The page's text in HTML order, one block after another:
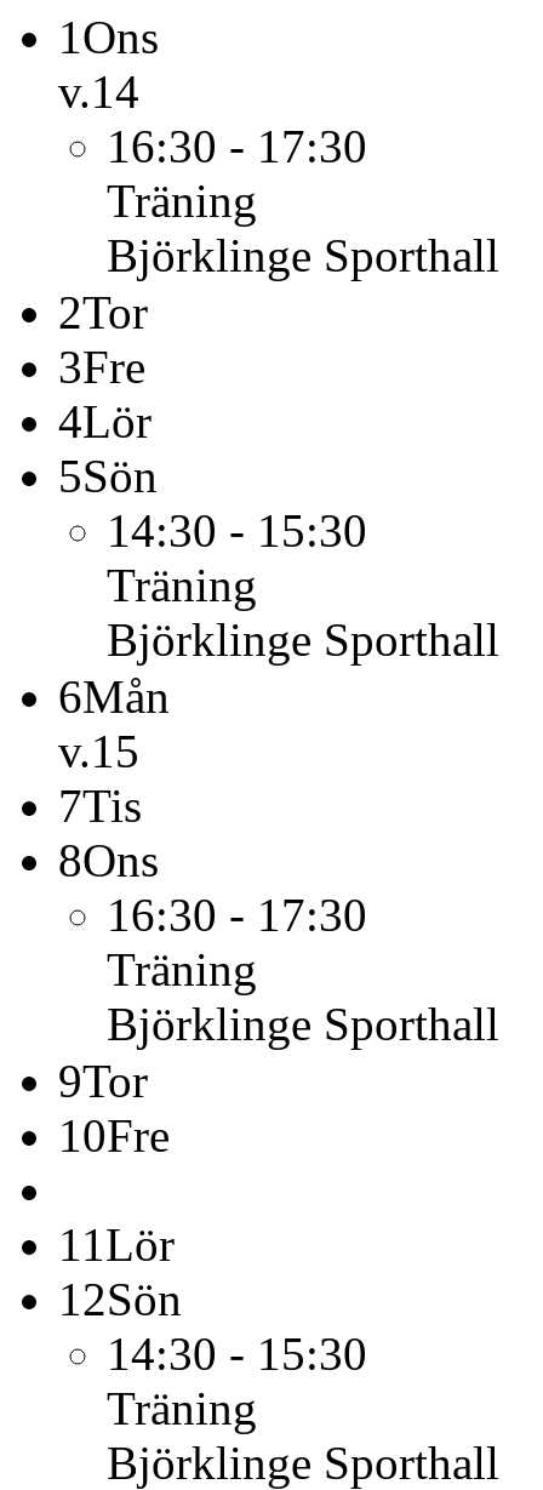
1Ons
v.14
16:30 - 17:30
Träning
Björklinge Sporthall
2Tor
3Fre
4Lör
5Sön
14:30 - 15:30
Träning
Björklinge Sporthall
6Mån
v.15
7Tis
8Ons
16:30 - 17:30
Träning
Björklinge Sporthall
9Tor
10Fre
11Lör
12Sön
14:30 - 15:30
Träning
Björklinge Sporthall